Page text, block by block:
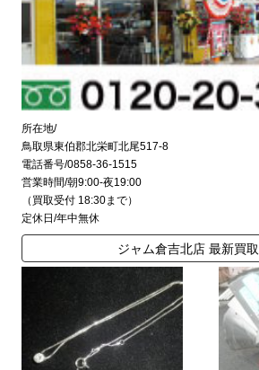
所在地/
鳥取県東伯郡北栄町北尾517-8
電話番号/0858-36-1515
営業時間/朝9:00-夜19:00
（買取受付 18:30まで）
定休日/年中無休
ジャム倉吉北店 最新買